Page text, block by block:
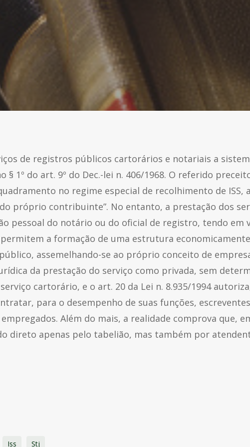
de registros públicos cartorários e notariais a
§ 1º do art. 9º do Dec.-lei n. 406/1968. O referido
no regime especial de recolhimento de ISS,
próprio contribuinte”. No entanto, a prestação dos
pessoal do notário ou do oficial de registro, tendo em
a formação de uma estrutura
assemelhando-se ao próprio conceito de
da prestação do serviço como privada, sem
cartorário, e o art. 20 da Lei n. 8.935/1994
para o desempenho de suas funções,
Além do mais, a realidade comprova que,
direto apenas pelo tabelião, mas também por
Iss Stj